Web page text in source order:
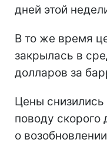
дней этой
В то же время
закрылась в
долларов за
Цены
поводу
о